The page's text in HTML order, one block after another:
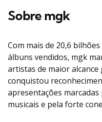
Sobre mgk
Com mais de 20,6
álbuns vendidos, mgk
artistas de maior
conquistou
apresentações
musicais e pela forte